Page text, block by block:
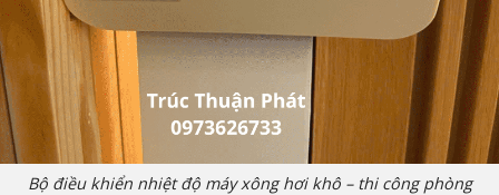
Bộ điều khiển nhiệt độ máy xông hơi khô – thi công phòng